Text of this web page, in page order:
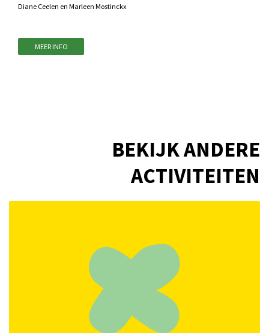
Diane Ceelen en Marleen Mostinckx
MEER INFO
BEKIJK ANDERE
ACTIVITEITEN